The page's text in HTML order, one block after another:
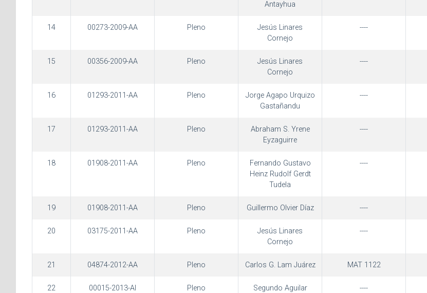
Antayhua
14 00273-2009-AA Pleno
Jesús Linares
Cornejo
----
15 00356-2009-AA Pleno
Jesús Linares
Cornejo
----
16 01293-2011-AA Pleno
Jorge Agapo Urquizo
Gastañandu
----
17 01293-2011-AA Pleno
Abraham S. Yrene
Eyzaguirre
----
18 01908-2011-AA Pleno
Fernando Gustavo
Heinz Rudolf Gerdt
Tudela
----
19 01908-2011-AA Pleno Guillermo Olvier Díaz ----
20 03175-2011-AA Pleno
Jesús Linares
Cornejo
----
21 04874-2012-AA Pleno Carlos G. Lam Juárez MAT 1122
22 00015-2013-AI Pleno
Segundo Aguilar
----